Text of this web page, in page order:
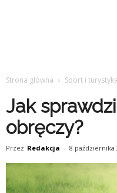
Strona główna Sport i turystyka
Jak
obręczy?
Przez Redakcja - 8 października